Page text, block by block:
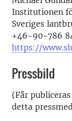
Institutionen
Sveriges
+46-90-786
https://
Pressbild
(Får
detta